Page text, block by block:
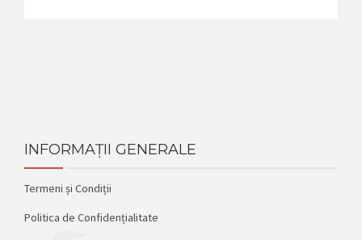
INFORMAȚII GENERALE
Termeni și Condiții
Politica de Confidențialitate